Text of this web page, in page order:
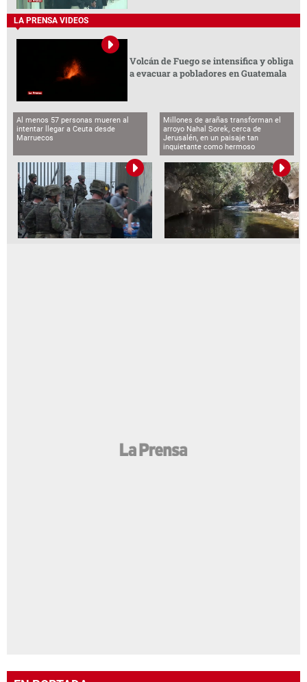
LA PRENSA VIDEOS
Volcán de Fuego se intensifica y obliga
a evacuar a pobladores en Guatemala
Al menos 57 personas mueren al
intentar llegar a Ceuta desde
Marruecos
Millones de arañas transforman el
arroyo Nahal Sorek, cerca de
Jerusalén, en un paisaje tan
inquietante como hermoso